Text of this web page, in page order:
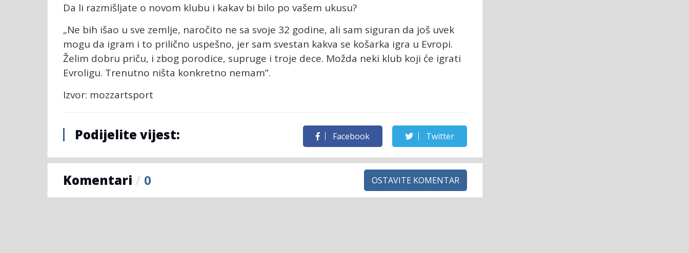
Da li razmišljate o novom klubu i kakav bi bilo po vašem ukusu?
„Ne bih išao u sve zemlje, naročito ne sa svoje 32 godine, ali sam siguran da još uvek
mogu da igram i to prilično uspešno, jer sam svestan kakva se košarka igra u Evropi.
Želim dobru priču, i zbog porodice, supruge i troje dece. Možda neki klub koji će igrati
Evroligu. Trenutno ništa konkretno nemam”.
Izvor: mozzartsport
Podijelite vijest: Facebook Twitter
Komentari / 0 OSTAVITE KOMENTAR